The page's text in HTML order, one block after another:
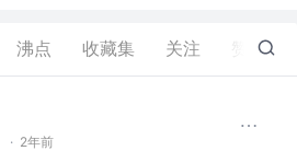
沸点 收藏集 关注 118
· 2年前